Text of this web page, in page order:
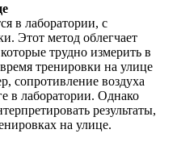
в лаборатории, с
Этот метод облегчает
трудно измерить в
тренировки на улице
сопротивление воздуха
в лаборатории. Однако
результаты,
на улице.